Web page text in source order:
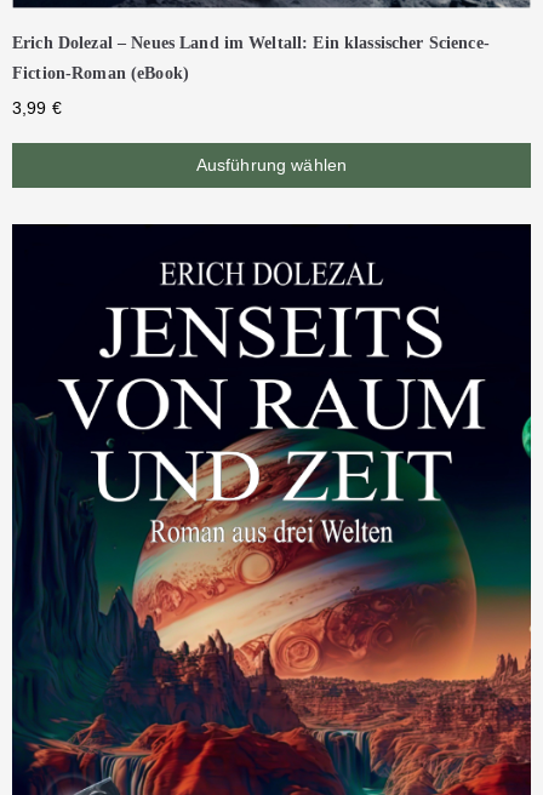
Erich Dolezal – Neues Land im Weltall: Ein klassischer Science-
Fiction-Roman (eBook)
3,99 €
Ausführung wählen